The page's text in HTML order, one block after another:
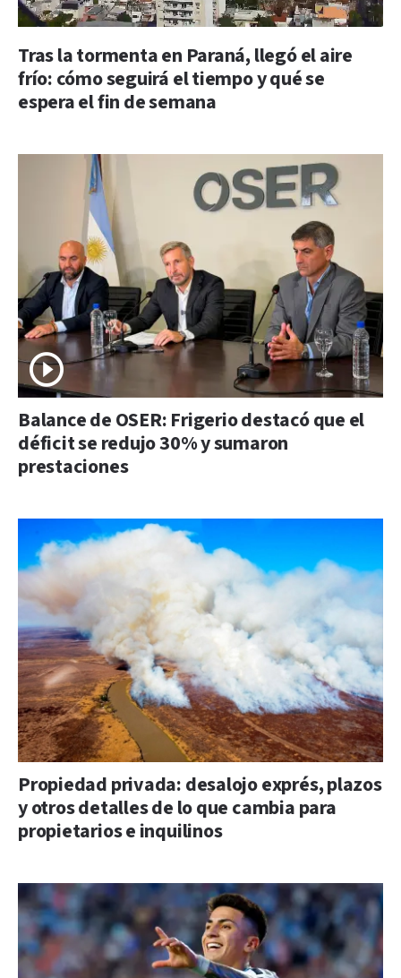
Tras la tormenta en Paraná, llegó el aire
frío: cómo seguirá el tiempo y qué se
espera el fin de semana
Balance de OSER: Frigerio destacó que el
déficit se redujo 30% y sumaron
prestaciones
Propiedad privada: desalojo exprés, plazos
y otros detalles de lo que cambia para
propietarios e inquilinos